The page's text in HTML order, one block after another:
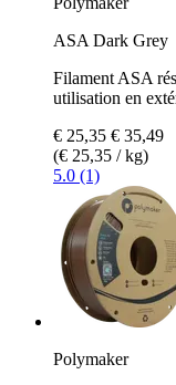
ASA Dark Grey
Filament ASA
utilisation en
€ 25,35 € 35,49
(€ 25,35 / kg)
5.0 (1)
Polymaker